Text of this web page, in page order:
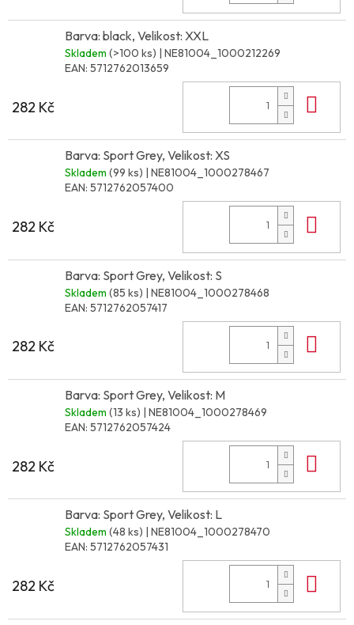
Barva: black, Velikost: XXL
Skladem (>100 ks) | NE81004_1000212269
EAN: 5712762013659
282 Kč
Barva: Sport Grey, Velikost: XS
Skladem (99 ks) | NE81004_1000278467
EAN: 5712762057400
282 Kč
Barva: Sport Grey, Velikost: S
Skladem (85 ks) | NE81004_1000278468
EAN: 5712762057417
282 Kč
Barva: Sport Grey, Velikost: M
Skladem (13 ks) | NE81004_1000278469
EAN: 5712762057424
282 Kč
Barva: Sport Grey, Velikost: L
Skladem (48 ks) | NE81004_1000278470
EAN: 5712762057431
282 Kč